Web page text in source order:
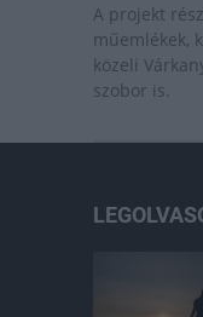
A projekt
műemlékek,
közeli
szobor is.